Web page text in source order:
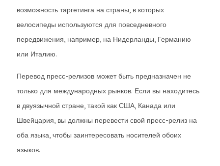
возможность таргетинга на страны, в которых
велосипеды используются для повседневного
передвижения, например, на Нидерланды, Германию
или Италию.
Перевод пресс-релизов может быть предназначен не
только для международных рынков. Если вы находитесь
в двуязычной стране, такой как США, Канада или
Швейцария, вы должны перевести свой пресс-релиз на
оба языка, чтобы заинтересовать носителей обоих
языков.